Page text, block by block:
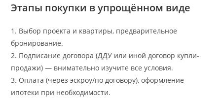
Этапы покупки в упрощённом виде
1. Выбор проекта и квартиры, предварительное
бронирование.
2. Подписание договора (ДДУ или иной договор купли-
продажи) — внимательно изучите все условия.
3. Оплата (через эскроу/по договору), оформление
ипотеки при необходимости.